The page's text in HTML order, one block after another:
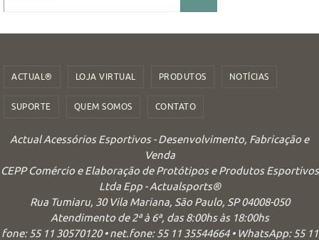
ACTUAL® LOJA VIRTUAL PRODUTOS NOTÍCIAS
SUPORTE QUEM SOMOS CONTATO
Actual Acessórios Esportivos - Desenvolvimento, Fabricação e
Venda
CEPP Comércio e Elaboração de Protótipos e Produtos Esportivos
Ltda Epp - Actualsports®
Rua Tumiaru, 30 Vila Mariana, São Paulo, SP 04008-050
Atendimento de 2ª à 6ª, das 8:00hs às 18:00hs
fone: 55 11 30570120 • net.fone: 55 11 35544664 • WhatsApp: 55 11